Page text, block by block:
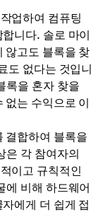
업하여 컴퓨팅
니다. 솔로 마이
않고도 블록을 찾
도 없다는 것입니
록을 혼자 찾을
없는 수익으로 이
결합하여 블록을
은 각 참여자의
이고 규칙적인
에 비해 하드웨어
에게 더 쉽게 접